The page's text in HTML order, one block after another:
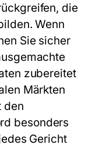
die
Wenn
Sie sicher
zubereitet
Märkten
den
besonders
Gericht